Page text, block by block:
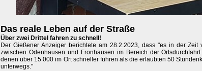
Das reale Leben auf der Straße
Über zwei Drittel fahren zu schnell!
Der Gießener Anzeiger berichtete am 28.2.2023, dass "es in der
zwischen Odenhausen und Fronhausen im Bereich der
denen über 15 000 im Ort schneller fuhren als die erlaubten 50
unterwegs."